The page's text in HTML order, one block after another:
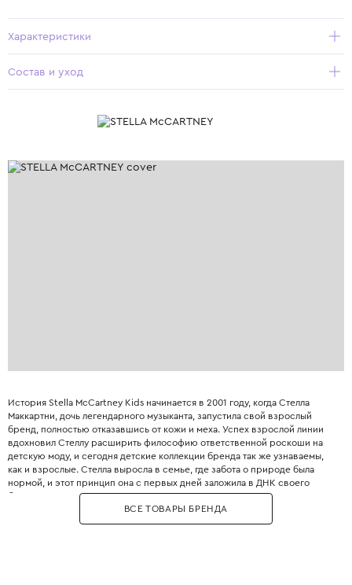
Характеристики
Состав и уход
История Stella McCartney Kids начинается в 2001 году, когда Стелла
Маккартни, дочь легендарного музыканта, запустила свой взрослый
бренд, полностью отказавшись от кожи и меха. Успех взрослой линии
вдохновил Стеллу расширить философию ответственной роскоши на
детскую моду, и сегодня детские коллекции бренда так же узнаваемы,
как и взрослые. Стелла выросла в семье, где забота о природе была
нормой, и этот принцип она с первых дней заложила в ДНК своего
бренда. Бренд использует только инновационные экологичные
материалы: органический хлопок, переработанный полиэстер, вискозу
из вторичного сырья и запатентованные веганские материалы. Яркие
ВСЕ ТОВАРЫ БРЕНДА